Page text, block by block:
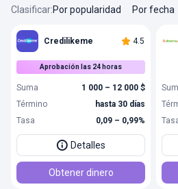
Clasificar:Por popularidad Por fecha
Credilikeme 4.5
Aprobación las 24 horas
Suma
1 000 – 12 000 $
Término
hasta 30 días
Tasa
0,09 – 0,99%
Detalles
Obtener dinero